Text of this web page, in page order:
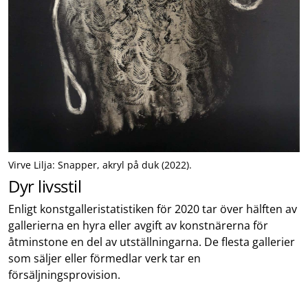
Virve Lilja: Snapper, akryl på duk (2022).
Dyr livsstil
Enligt konstgalleristatistiken för 2020 tar över hälften av
gallerierna en hyra eller avgift av konstnärerna för
åtminstone en del av utställningarna. De flesta gallerier
som säljer eller förmedlar verk tar en
försäljningsprovision.